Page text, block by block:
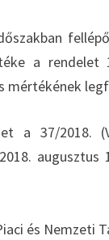
a rendelet
mértékének
a 37/2018.
és Nemzeti